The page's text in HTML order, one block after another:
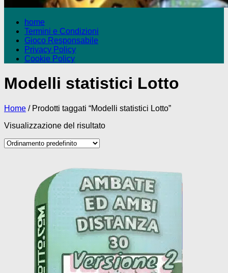
home
Termini e Condizioni
Gioco Responsabile
Privacy Policy
Cookie Policy
Modelli statistici Lotto
Home / Prodotti taggati “Modelli statistici Lotto”
Visualizzazione del risultato